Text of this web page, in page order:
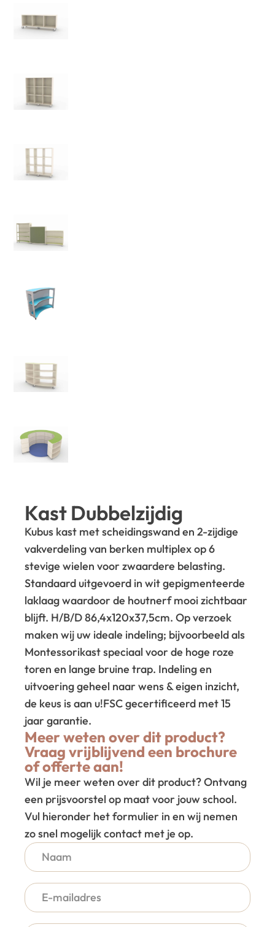
Kast Dubbelzijdig
Kubus kast met scheidingswand en 2-zijdige
vakverdeling van berken multiplex op 6
stevige wielen voor zwaardere belasting.
Standaard uitgevoerd in wit gepigmenteerde
laklaag waardoor de houtnerf mooi zichtbaar
blijft. H/B/D 86,4x120x37,5cm. Op verzoek
maken wij uw ideale indeling; bijvoorbeeld als
Montessorikast speciaal voor de hoge roze
toren en lange bruine trap. Indeling en
uitvoering geheel naar wens & eigen inzicht,
de keus is aan u!FSC gecertificeerd met 15
jaar garantie.
Meer weten over dit product?
Vraag vrijblijvend een brochure
of offerte aan!
Wil je meer weten over dit product? Ontvang
een prijsvoorstel op maat voor jouw school.
Vul hieronder het formulier in en wij nemen
zo snel mogelijk contact met je op.